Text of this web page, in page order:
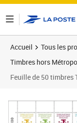
Accueil Tous les
Timbres hors
Feuille de 50 timbres